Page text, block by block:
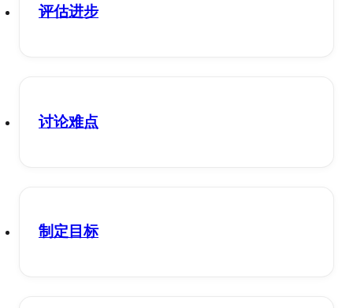
评估进步
讨论难点
制定目标